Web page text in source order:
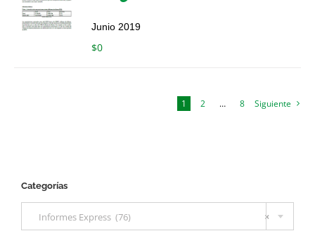
Junio 2019
$0
1 2 … 8 Siguiente
Categorías
×
Informes Express (76)